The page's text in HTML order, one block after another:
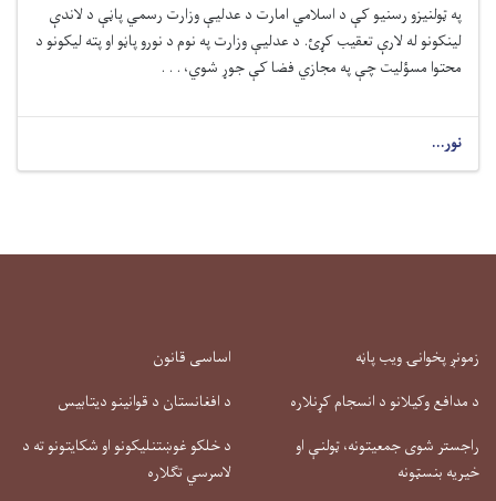
په ټولنیزو رسنیو کې د اسلامي امارت د عدلیې وزارت رسمي پاڼې د لاندې
لینکونو له لارې تعقیب کړئ. د عدلیې وزارت په نوم د نورو پاڼو او پته لیکونو د
محتوا مسؤلیت چې په مجازي فضا کې جوړ شوي، . . .
نور...
زمونږ پخوانۍ ویب پاڼه
د مدافع وکیلانو د انسجام کړنلاره
راجستر شوی جمعیتونه، ټولنې او
خیریه بنسټونه
اساسی قانون
د افغانستان د قوانینو دیتابیس
د خلکو غوښتنلیکونو او شکایتونو ته د
لاسرسي تګلاره